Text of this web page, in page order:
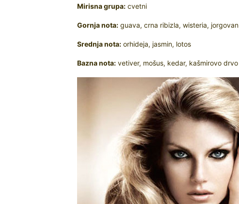
Mirisna grupa: cvetni
Gornja nota: guava, crna ribizla, wisteria, jorgovan
Srednja nota: orhideja, jasmin, lotos
Bazna nota: vetiver, mošus, kedar, kašmirovo drvo